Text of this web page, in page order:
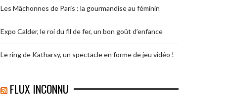
Les Mâchonnes de Paris : la gourmandise au féminin
Expo Calder, le roi du fil de fer, un bon goût d’enfance
Le ring de Katharsy, un spectacle en forme de jeu vidéo !
FLUX INCONNU